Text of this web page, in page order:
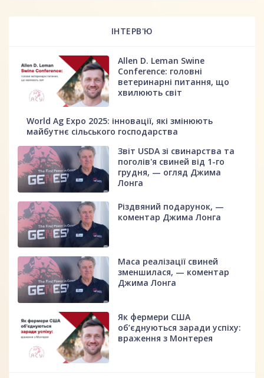
ІНТЕРВ'Ю
Allen D. Leman Swine
Conference: головні
ветеринарні питання, що
хвилюють світ
World Ag Expo 2025: інновації, які змінюють
майбутнє сільського господарства
Звіт USDA зі свинарства та
поголів'я свиней від 1-го
грудня, — огляд Джима
Лонга
Різдвяний подарунок, —
коментар Джима Лонга
Маса реалізації свиней
зменшилася, — коментар
Джима Лонга
Як фермери США
об’єднуються заради успіху:
враження з Монтерея